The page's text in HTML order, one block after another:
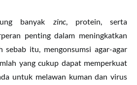
banyak zinc, protein, serta
penting dalam meningkatkan
sebab itu, mengonsumsi agar-agar
yang cukup dapat memperkuat
untuk melawan kuman dan virus